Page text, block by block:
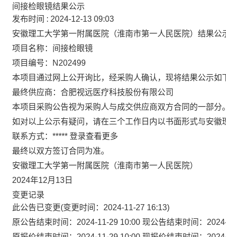
间接检眼镜结果公示
发布时间 : 2024-12-13 09:03
安徽理工大学第一附属医院（淮南市第一人民医院）结果公
项目名称：间接检眼镜
项目编号：N202499
本项目通过网上公开询比，经采购人确认，现将结果公示如
最终供应商：合肥视远医疗科技股份有限公司
本项目采购公告视为采购人与成交供应商双方合同的一部分
如对以上公示有疑问，请在三个工作日内以书面形式与安
联系方式： ***** 登录查看更多
最终以双方签订合同为准。
安徽理工大学第一附属医院（淮南市第一人民医院）
2024年12月13日
变更记录
此公告已变更(变更时间：2024-11-27 16:13)
原公告结束时间： 2024-11-29 10:00 现公告结束时间：